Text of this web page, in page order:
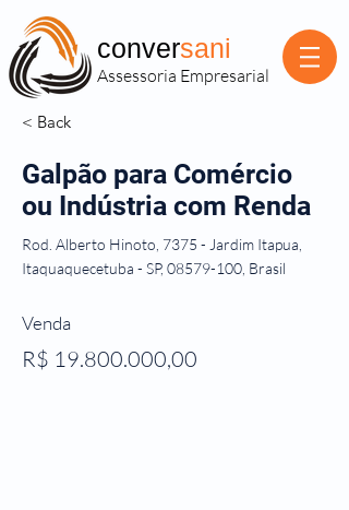
conversani
Assessoria Empresarial
< Back
Galpão para Comércio
ou Indústria com Renda
Rod. Alberto Hinoto, 7375 - Jardim Itapua,
Itaquaquecetuba - SP, 08579-100 , Brasil
Venda
R$ 19.800.000,00